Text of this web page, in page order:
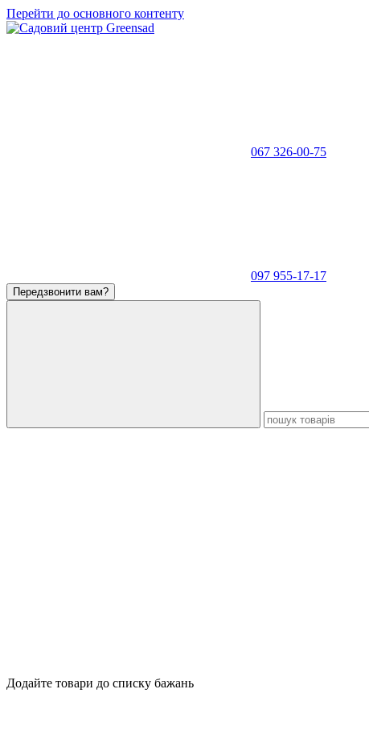
Перейти до основного контенту
067 326-00-75
097 955-17-17
Передзвонити вам?
Додайте товари до списку бажань